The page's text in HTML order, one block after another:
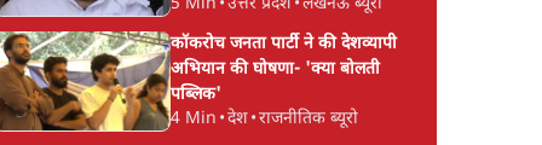
कॉकरोच जनता पार्टी ने की देशव्यापी
अभियान की घोषणा- 'क्या बोलती
पब्लिक'
4 Min •देश•राजनीतिक ब्यूरो